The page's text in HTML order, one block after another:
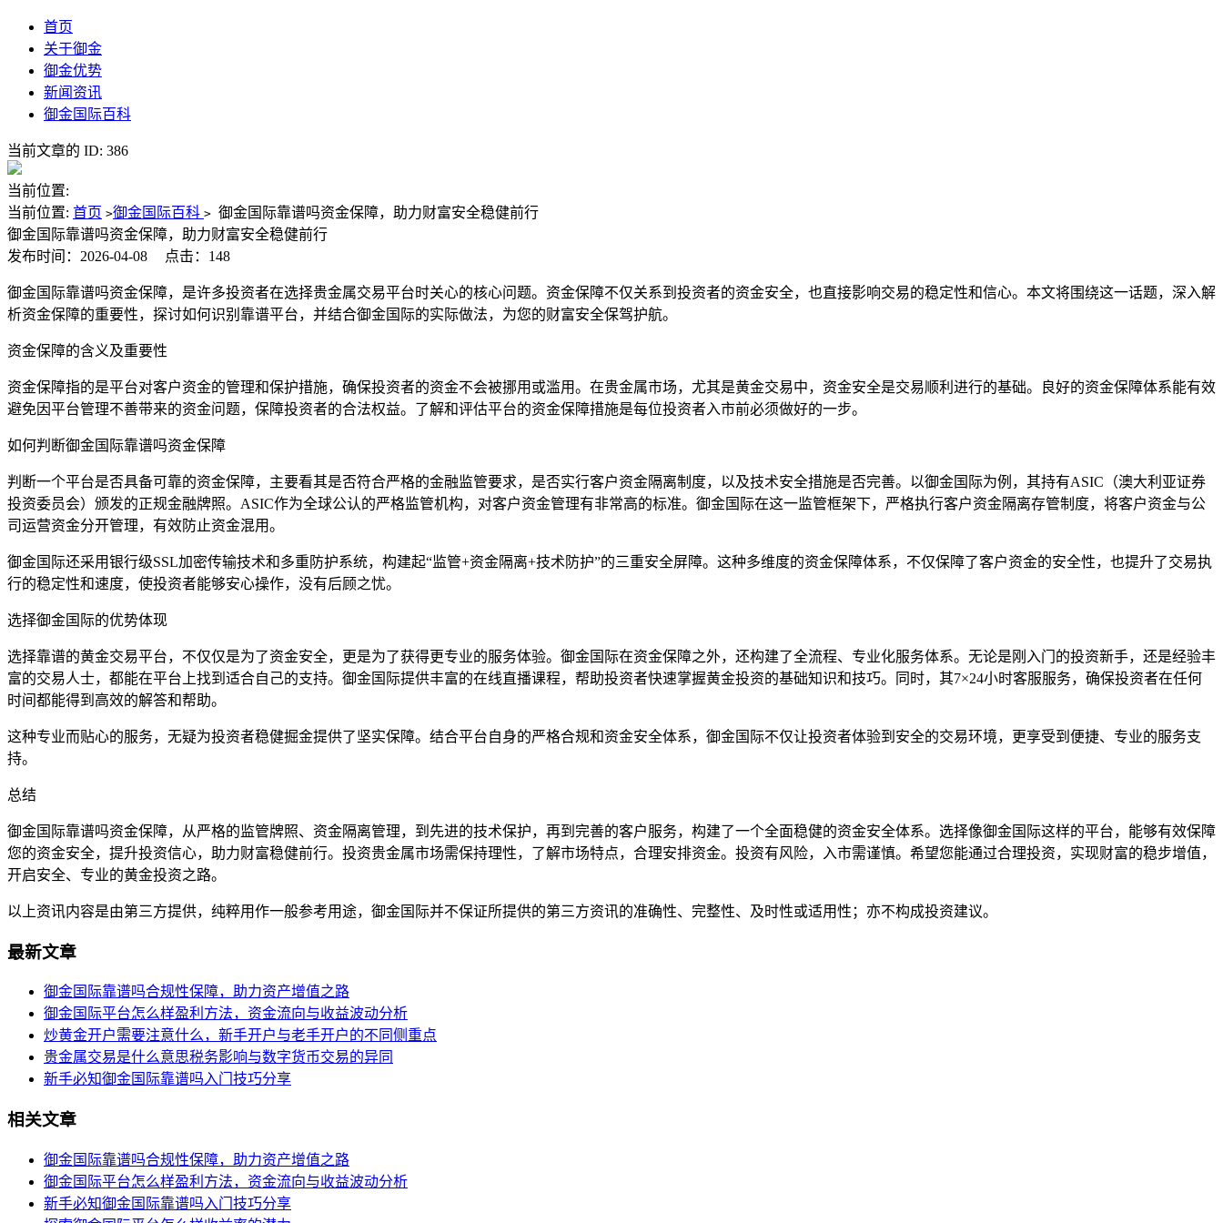
首页
关于御金
御金优势
新闻资讯
御金国际百科
当前文章的 ID: 386
当前位置:
当前位置: 首页 >御金国际百科 > 御金国际靠谱吗资金保障，助力财富安全稳健前行
御金国际靠谱吗资金保障，助力财富安全稳健前行
发布时间：2026-04-08
点击：148
御金国际靠谱吗资金保障，是许多投资者在选择贵金属交易平台时关心的核心问题。资金保障不仅关系到投资者的资金安全，也直接影响交易的稳定性和信心。本文将围绕这一话题，深入解
析资金保障的重要性，探讨如何识别靠谱平台，并结合御金国际的实际做法，为您的财富安全保驾护航。
资金保障的含义及重要性
资金保障指的是平台对客户资金的管理和保护措施，确保投资者的资金不会被挪用或滥用。在贵金属市场，尤其是黄金交易中，资金安全是交易顺利进行的基础。良好的资金保障体系能有效
避免因平台管理不善带来的资金问题，保障投资者的合法权益。了解和评估平台的资金保障措施是每位投资者入市前必须做好的一步。
如何判断御金国际靠谱吗资金保障
判断一个平台是否具备可靠的资金保障，主要看其是否符合严格的金融监管要求，是否实行客户资金隔离制度，以及技术安全措施是否完善。以御金国际为例，其持有ASIC（澳大利亚证券
投资委员会）颁发的正规金融牌照。ASIC作为全球公认的严格监管机构，对客户资金管理有非常高的标准。御金国际在这一监管框架下，严格执行客户资金隔离存管制度，将客户资金与公
司运营资金分开管理，有效防止资金混用。
御金国际还采用银行级SSL加密传输技术和多重防护系统，构建起“监管+资金隔离+技术防护”的三重安全屏障。这种多维度的资金保障体系，不仅保障了客户资金的安全性，也提升了交易执
行的稳定性和速度，使投资者能够安心操作，没有后顾之忧。
选择御金国际的优势体现
选择靠谱的黄金交易平台，不仅仅是为了资金安全，更是为了获得更专业的服务体验。御金国际在资金保障之外，还构建了全流程、专业化服务体系。无论是刚入门的投资新手，还是经验丰
富的交易人士，都能在平台上找到适合自己的支持。御金国际提供丰富的在线直播课程，帮助投资者快速掌握黄金投资的基础知识和技巧。同时，其7×24小时客服服务，确保投资者在任何
时间都能得到高效的解答和帮助。
这种专业而贴心的服务，无疑为投资者稳健掘金提供了坚实保障。结合平台自身的严格合规和资金安全体系，御金国际不仅让投资者体验到安全的交易环境，更享受到便捷、专业的服务支
持。
总结
御金国际靠谱吗资金保障，从严格的监管牌照、资金隔离管理，到先进的技术保护，再到完善的客户服务，构建了一个全面稳健的资金安全体系。选择像御金国际这样的平台，能够有效保障
您的资金安全，提升投资信心，助力财富稳健前行。投资贵金属市场需保持理性，了解市场特点，合理安排资金。投资有风险，入市需谨慎。希望您能通过合理投资，实现财富的稳步增值，
开启安全、专业的黄金投资之路。
以上资讯内容是由第三方提供，纯粹用作一般参考用途，御金国际并不保证所提供的第三方资讯的准确性、完整性、及时性或适用性；亦不构成投资建议。
最新文章
御金国际靠谱吗合规性保障，助力资产增值之路
御金国际平台怎么样盈利方法，资金流向与收益波动分析
炒黄金开户需要注意什么，新手开户与老手开户的不同侧重点
贵金属交易是什么意思税务影响与数字货币交易的异同
新手必知御金国际靠谱吗入门技巧分享
相关文章
御金国际靠谱吗合规性保障，助力资产增值之路
御金国际平台怎么样盈利方法，资金流向与收益波动分析
新手必知御金国际靠谱吗入门技巧分享